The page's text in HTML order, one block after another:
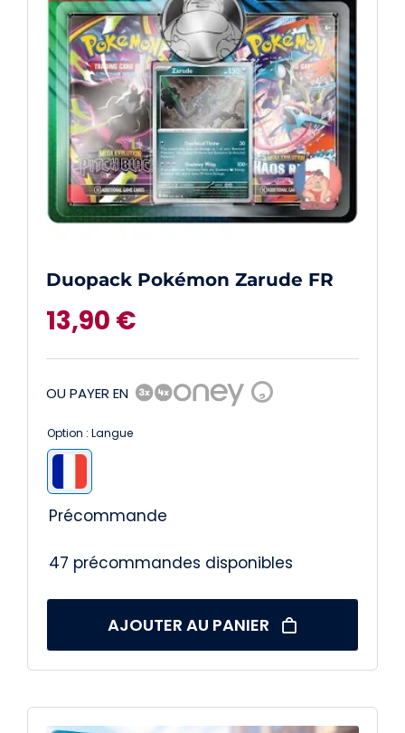
Duopack Pokémon Zarude FR
13,90 €
OU PAYER EN ?
Option : Langue
Précommande
47 précommandes disponibles
AJOUTER AU PANIER